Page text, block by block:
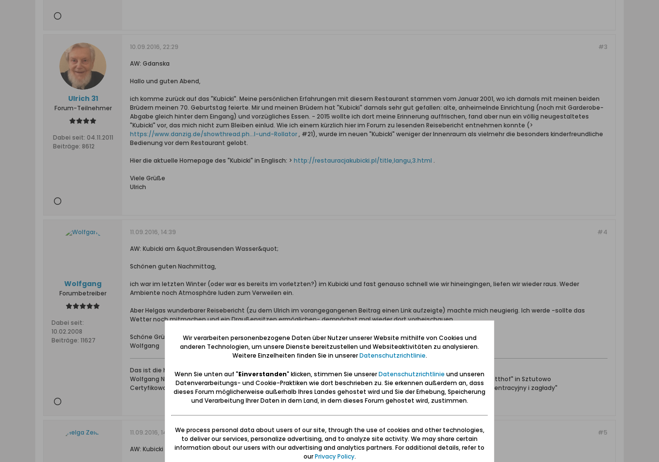
Ulrich 31
Forum-Teilnehmer
Dabei seit: 04.11.2011
Beiträge: 8612
#3
10.09.2016, 22:29
AW: Gdanska
Hallo und guten Abend,
ich komme zurück auf das "Kubicki". Meine persönlichen Erfahrungen mit diesem Restaurant stammen vom Januar 2001, wo ich damals mit meinen beiden
Brüdern meinen 70. Geburtstag feierte. Mir und meinen Brüdern hat "Kubicki" damals sehr gut gefallen: alte, anheimelnde Einrichtung (noch mit Garderobe-
Abgabe gleich hinter dem Eingang) und vorzügliches Essen. - 2015 wollte ich dort meine Erinnerung auffrischen, fand aber nun ein völlig neugestaltetes
"Kubicki" vor, das mich nicht zum Bleiben einlud. Wie ich einem kürzlich hier im Forum zu lesenden Reisebericht entnehmen konnte (>
https://www.danzig.de/showthread.ph...l-und-Rollator, #21), wurde im neuen "Kubicki" weniger der Innenraum als vielmehr die besonders kinderfreundliche
Bedienung vor dem Restaurant gelobt.
Hier die aktuelle Homepage des "Kubicki" in Englisch: > http://restauracjakubicki.pl/title,langu,3.html .
Viele Grüße
Ulrich
Wolfgang
Forumbetreiber
Dabei seit:
10.02.2008
Beiträge: 11627
#4
11.09.2016, 14:39
AW: Kubicki am &quot;Brausenden Wasser&quot;
Schönen guten Nachmittag,
ich war im letzten Winter (oder war es bereits im vorletzten?) im Kubicki und fast genauso schnell wie wir hineingingen, liefen wir wieder raus. Weder
Ambiente noch Atmosphäre luden zum Verweilen ein.
Aber Helgas wunderbarer Reisebericht (zu dem Ulrich im vorangegangenen Beitrag einen Link aufzeigte) machte mich neugierig. Ich werde -sollte das
Wetter noch mitmachen und ein Draußensitzen ermöglichen- demnächst mal wieder dort vorbeischauen.
Schöne Grüße aus dem Werder
Wolfgang
Das ist die höchste aller Gaben: Geborgen sein und eine Heimat haben (Carl Lange)
Wolfgang Naujocks: Zertifizierter Führer und Volontär in der Gedenkstätte/Museum "Deutsches Konzentrationslager Stutthof" in Sztutowo
Certyfikowany przewodnik i wolontariusz po muzeum "Muzeum Stutthof w Sztutowie - Niemiecki nazistowski obóz koncentracyjny i zagłady"
#5
11.09.2016, 14:57
AW: Kubicki am &quot;Brausenden Wasser&quot;
Wir verarbeiten personenbezogene Daten über Nutzer unserer Website mithilfe von Cookies und
anderen Technologien, um unsere Dienste bereitzustellen und Websiteaktivitäten zu analysieren.
Weitere Einzelheiten finden Sie in unsererDatenschutzrichtlinie.
Wenn Sie unten auf "Einverstanden" klicken, stimmen Sie unsererDatenschutzrichtlinie und unseren
Datenverarbeitungs- und Cookie-Praktiken wie dort beschrieben zu. Sie erkennen außerdem an, dass
dieses Forum möglicherweise außerhalb Ihres Landes gehostet wird und Sie der Erhebung, Speicherung
und Verarbeitung Ihrer Daten in dem Land, in dem dieses Forum gehostet wird, zustimmen.
We process personal data about users of our site, through the use of cookies and other technologies,
to deliver our services, personalize advertising, and to analyze site activity. We may share certain
information about our users with our advertising and analytics partners. For additional details, refer to
ourPrivacy Policy.